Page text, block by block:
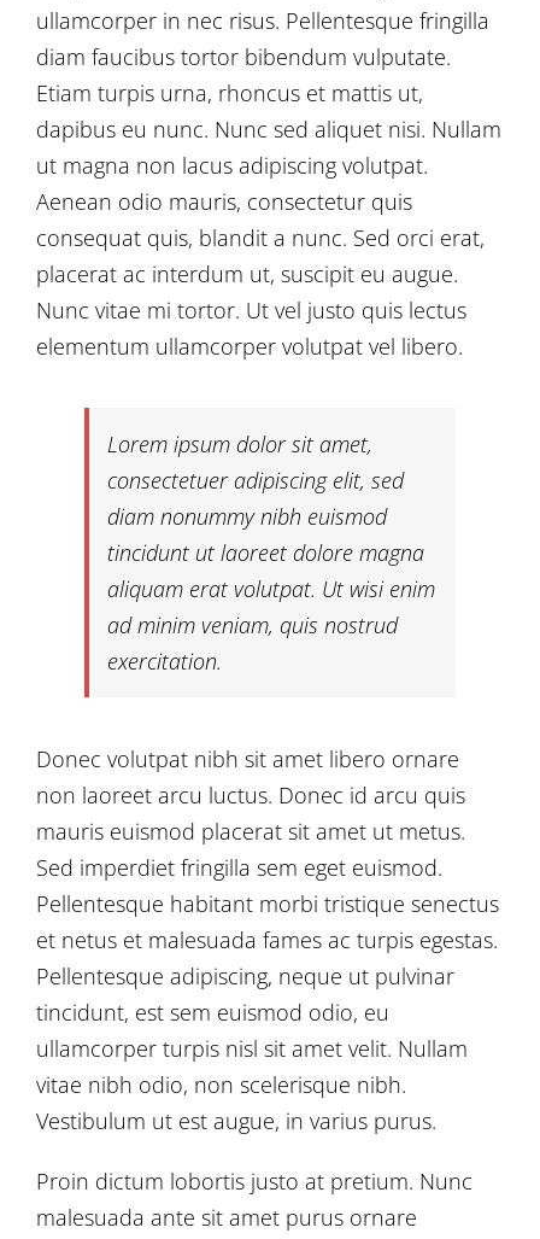
ullamcorper in nec risus. Pellentesque fringilla
diam faucibus tortor bibendum vulputate.
Etiam turpis urna, rhoncus et mattis ut,
dapibus eu nunc. Nunc sed aliquet nisi. Nullam
ut magna non lacus adipiscing volutpat.
Aenean odio mauris, consectetur quis
consequat quis, blandit a nunc. Sed orci erat,
placerat ac interdum ut, suscipit eu augue.
Nunc vitae mi tortor. Ut vel justo quis lectus
elementum ullamcorper volutpat vel libero.
Lorem ipsum dolor sit amet,
consectetuer adipiscing elit, sed
diam nonummy nibh euismod
tincidunt ut laoreet dolore magna
aliquam erat volutpat. Ut wisi enim
ad minim veniam, quis nostrud
exercitation.
Donec volutpat nibh sit amet libero ornare
non laoreet arcu luctus. Donec id arcu quis
mauris euismod placerat sit amet ut metus.
Sed imperdiet fringilla sem eget euismod.
Pellentesque habitant morbi tristique senectus
et netus et malesuada fames ac turpis egestas.
Pellentesque adipiscing, neque ut pulvinar
tincidunt, est sem euismod odio, eu
ullamcorper turpis nisl sit amet velit. Nullam
vitae nibh odio, non scelerisque nibh.
Vestibulum ut est augue, in varius purus.
Proin dictum lobortis justo at pretium. Nunc
malesuada ante sit amet purus ornare